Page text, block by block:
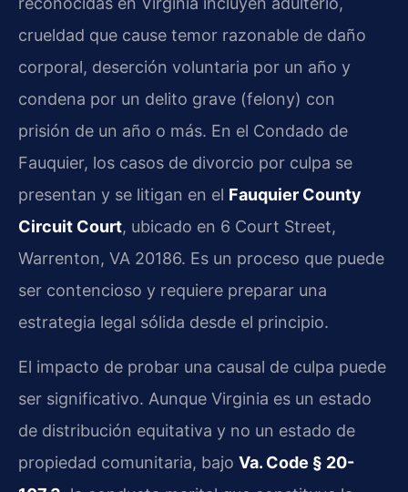
crueldad que cause temor razonable de daño
corporal, deserción voluntaria por un año y
condena por un delito grave (felony) con
prisión de un año o más. En el Condado de
Fauquier, los casos de divorcio por culpa se
presentan y se litigan en el Fauquier County
Circuit Court, ubicado en 6 Court Street,
Warrenton, VA 20186. Es un proceso que puede
ser contencioso y requiere preparar una
estrategia legal sólida desde el principio.
El impacto de probar una causal de culpa puede
ser significativo. Aunque Virginia es un estado
de distribución equitativa y no un estado de
propiedad comunitaria, bajo Va. Code § 20-